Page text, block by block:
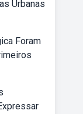
Urbanas
Foram